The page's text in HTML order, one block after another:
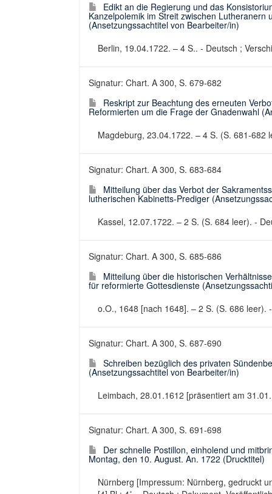
Edikt an die Regierung und das
Kanzelpolemik im Streit zwischen
(Ansetzungssachtitel von Bearbeiter/in)
Berlin, 19.04.1722. – 4 S.. - Deutsch ;
Signatur: Chart. A 300, S. 679-682
Reskript zur Beachtung des erneuten
Reformierten um die Frage der Gnadenwahl
Magdeburg, 23.04.1722. – 4 S. (S. 681-682
Signatur: Chart. A 300, S. 683-684
Mitteilung über das Verbot der
lutherischen Kabinetts-Prediger
Kassel, 12.07.1722. – 2 S. (S. 684 leer). -
Signatur: Chart. A 300, S. 685-686
Mitteilung über die historischen
für reformierte Gottesdienste
o.O., 1648 [nach 1648]. – 2 S. (S. 686 leer).
Signatur: Chart. A 300, S. 687-690
Schreiben bezüglich des privaten
(Ansetzungssachtitel von Bearbeiter/in)
Leimbach, 28.01.1612 [präsentiert am
Signatur: Chart. A 300, S. 691-698
Der schnelle Postillon, einholend und
Montag, den 10. August. An. 1722 (Drucktitel)
Nürnberg [Impressum: Nürnberg, gedruckt